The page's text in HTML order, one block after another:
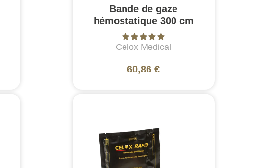
Bande de gaze
hémostatique 300 cm
Celox Medical
60,86 €